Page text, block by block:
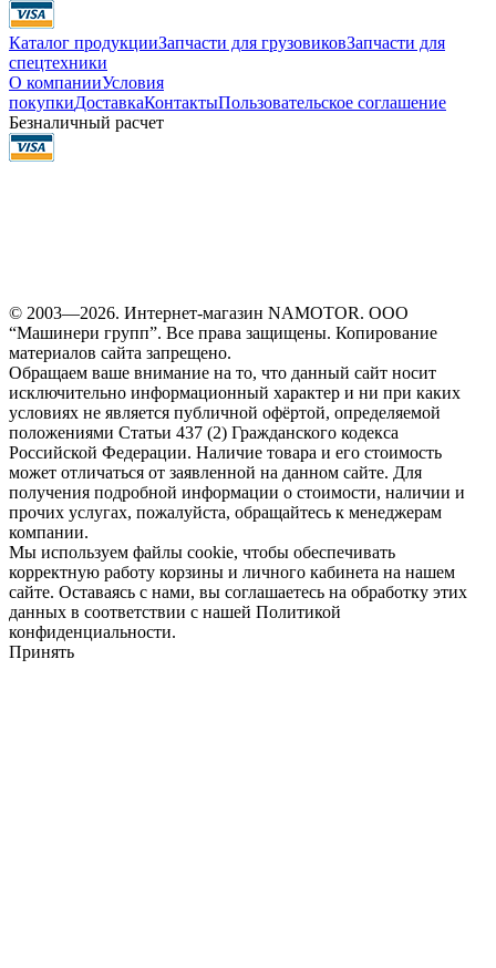
Каталог продукцииЗапчасти для грузовиковЗапчасти для
спецтехники
О компанииУсловия
покупкиДоставкаКонтактыПользовательское соглашение
Безналичный расчет
© 2003—2026. Интернет-магазин NAMOTOR. ООО
“Машинери групп”. Все права защищены. Копирование
материалов сайта запрещено.
Обращаем ваше внимание на то, что данный сайт носит
исключительно информационный характер и ни при каких
условиях не является публичной офёртой, определяемой
положениями Статьи 437 (2) Гражданского кодекса
Российской Федерации. Наличие товара и его стоимость
может отличаться от заявленной на данном сайте. Для
получения подробной информации о стоимости, наличии и
прочих услугах, пожалуйста, обращайтесь к менеджерам
компании.
Мы используем файлы cookie, чтобы обеспечивать
корректную работу корзины и личного кабинета на нашем
сайте. Оставаясь с нами, вы соглашаетесь на обработку этих
данных в соответствии с нашей Политикой
конфиденциальности.
Принять